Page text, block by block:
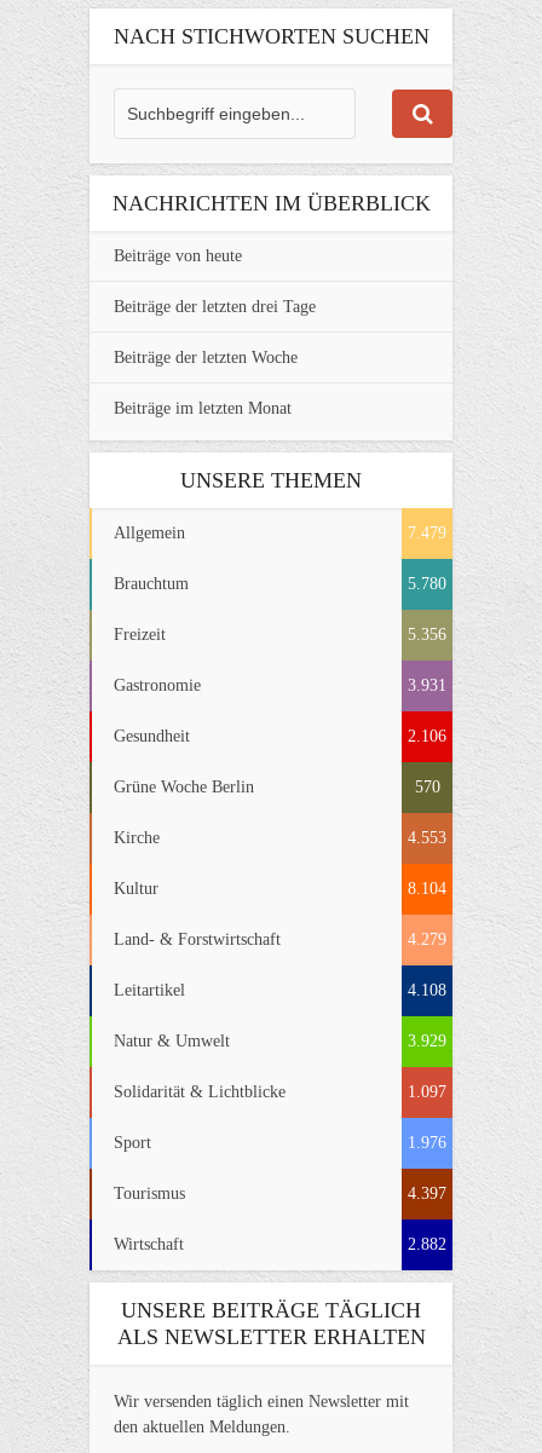
NACH STICHWORTEN SUCHEN
NACHRICHTEN IM ÜBERBLICK
Beiträge von heute
Beiträge der letzten drei Tage
Beiträge der letzten Woche
Beiträge im letzten Monat
UNSERE THEMEN
Allgemein 7.479
Brauchtum 5.780
Freizeit 5.356
Gastronomie 3.931
Gesundheit 2.106
Grüne Woche Berlin 570
Kirche 4.553
Kultur 8.104
Land- & Forstwirtschaft 4.279
Leitartikel 4.108
Natur & Umwelt 3.929
Solidarität & Lichtblicke 1.097
Sport 1.976
Tourismus 4.397
Wirtschaft 2.882
UNSERE BEITRÄGE TÄGLICH
ALS NEWSLETTER ERHALTEN
Wir versenden täglich einen Newsletter mit
den aktuellen Meldungen.